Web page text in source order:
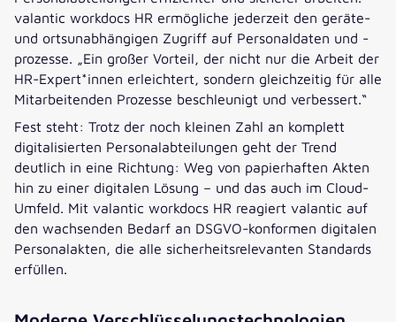
valantic workdocs HR ermögliche jederzeit den geräte-
und ortsunabhängigen Zugriff auf Personaldaten und -
prozesse. „Ein großer Vorteil, der nicht nur die Arbeit der
HR-Expert*innen erleichtert, sondern gleichzeitig für alle
Mitarbeitenden Prozesse beschleunigt und verbessert.“
Fest steht: Trotz der noch kleinen Zahl an komplett
digitalisierten Personalabteilungen geht der Trend
deutlich in eine Richtung: Weg von papierhaften Akten
hin zu einer digitalen Lösung – und das auch im Cloud-
Umfeld. Mit valantic workdocs HR reagiert valantic auf
den wachsenden Bedarf an DSGVO-konformen digitalen
Personalakten, die alle sicherheitsrelevanten Standards
erfüllen.